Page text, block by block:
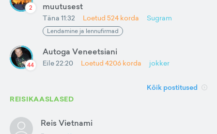
2
muutusest
Täna 11:32 Loetud 524 korda Sugram
Lendamine ja lennufirmad
44
Autoga Veneetsiani
Eile 22:20 Loetud 4206 korda jokker
Kõik postitused
REISIKAASLASED
Reis Vietnami